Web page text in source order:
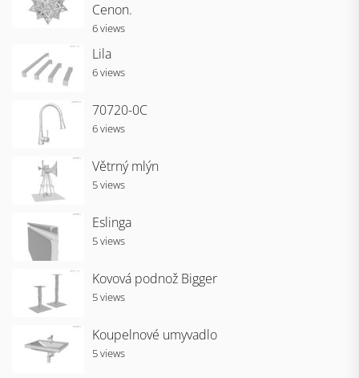
Cenon.
6 views
Lila
6 views
70720-0C
6 views
Větrný mlýn
5 views
Eslinga
5 views
Kovová podnož Bigger
5 views
Koupelnové umyvadlo
5 views